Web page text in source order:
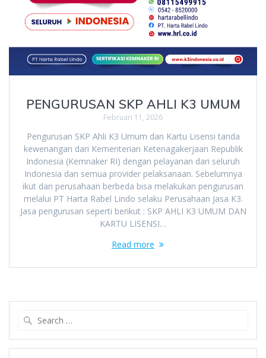
PENGURUSAN SKP AHLI K3 UMUM
Februari 11, 2026
Pengurusan SKP Ahli K3 Umum dan Kartu Lisensi tanda
kewenangan dari Kementerian Ketenagakerjaan Republik
Indonesia (Kemnaker RI) dengan pelayanan dari seluruh
Indonesia dan semua provider pelaksanaan. Sebelumnya
ikut dari perusahaan berbeda bisa melakukan pengurusan
melalui PT Harta Rabel Lindo selaku Perusahaan Jasa K3.
Jasa pengurusan seperti berikut : SKP AHLI K3 UMUM DAN
KARTU LISENSI…
Read more